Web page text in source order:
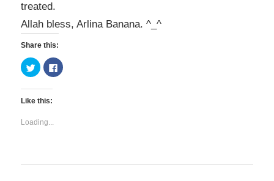
treated.
Allah bless, Arlina Banana. ^_^
Share this:
Click
to
share
on
(Opens
window)
Click
to
Like this:
Loading...